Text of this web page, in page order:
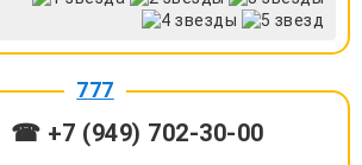
777
☎ +7 (949) 702-30-00